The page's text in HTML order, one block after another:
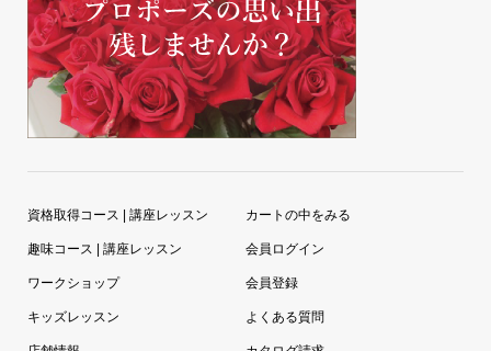
資格取得コース | 講座レッスン
趣味コース | 講座レッスン
ワークショップ
キッズレッスン
カートの中をみる
会員ログイン
よくある質問